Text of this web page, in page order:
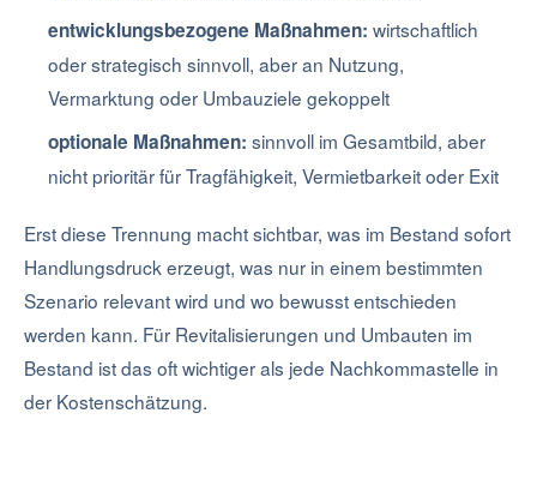
entwicklungsbezogene Maßnahmen: wirtschaftlich
oder strategisch sinnvoll, aber an Nutzung,
Vermarktung oder Umbauziele gekoppelt
optionale Maßnahmen: sinnvoll im Gesamtbild, aber
nicht prioritär für Tragfähigkeit, Vermietbarkeit oder Exit
Erst diese Trennung macht sichtbar, was im Bestand sofort
Handlungsdruck erzeugt, was nur in einem bestimmten
Szenario relevant wird und wo bewusst entschieden
werden kann. Für Revitalisierungen und Umbauten im
Bestand ist das oft wichtiger als jede Nachkommastelle in
der Kostenschätzung.